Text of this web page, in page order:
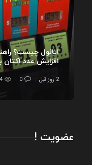
اتانول چیست؟
افزایش عدد اکتان
2 روز قبل 0
4
عضویت !